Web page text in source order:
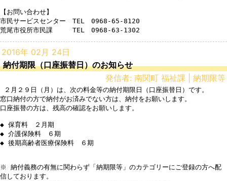
【お問い合わせ】
市民サービスセンター　TEL　0968-65-8120
荒尾市役所市民課　　　TEL　0968-63-1302
2016年 02月 24日
納付期限（口座振替日）のお知らせ
発信者: 南関町 福祉課 | 納期限等
窓口納付の方で納付がお済みでない方は、納付をお願いします。
口座振替の方は、残高の確認をお願いします。
◆ 保育料　２月期
◆ 介護保険料　６期
◆ 後期高齢者医療保険料　６期
※ 納付義務の有無に関わらず「納期限等」のカテゴリーにご登録の方へ配
信しております。